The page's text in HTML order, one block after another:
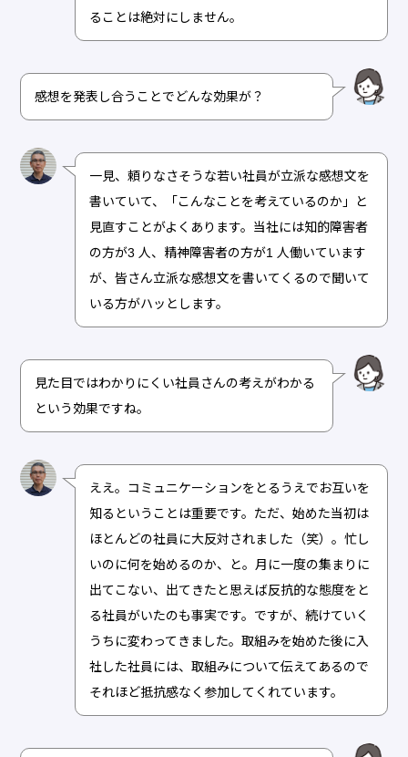
ることは絶対にしません。
感想を発表し合うことでどんな効果が？
一見、頼りなさそうな若い社員が立派な感想文を
書いていて、「こんなことを考えているのか」と
見直すことがよくあります。当社には知的障害者
の方が3 人、精神障害者の方が1 人働いています
が、皆さん立派な感想文を書いてくるので聞いて
いる方がハッとします。
見た目ではわかりにくい社員さんの考えがわかる
という効果ですね。
ええ。コミュニケーションをとるうえでお互いを
知るということは重要です。ただ、始めた当初は
ほとんどの社員に大反対されました（笑）。忙し
いのに何を始めるのか、と。月に一度の集まりに
出てこない、出てきたと思えば反抗的な態度をと
る社員がいたのも事実です。ですが、続けていく
うちに変わってきました。取組みを始めた後に入
社した社員には、取組みについて伝えてあるので
それほど抵抗感なく参加してくれています。